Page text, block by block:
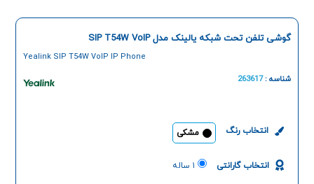
گوشی تلفن تحت شبکه یالینک مدل SIP T54W VoIP
Yealink SIP T54W VoIP IP Phone
شناسه :263617
انتخاب رنگ مشکی
انتخاب گارانتی ۱ ساله